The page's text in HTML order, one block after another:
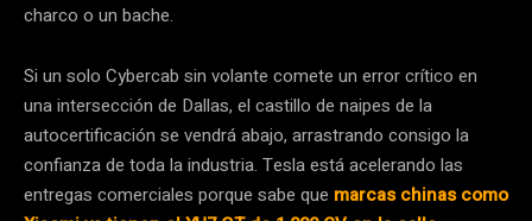
charco o un bache.
Si un solo Cybercab sin volante comete un error crítico en
una intersección de Dallas, el castillo de naipes de la
autocertificación se vendrá abajo, arrastrando consigo la
confianza de toda la industria. Tesla está acelerando las
entregas comerciales porque sabe que marcas chinas como